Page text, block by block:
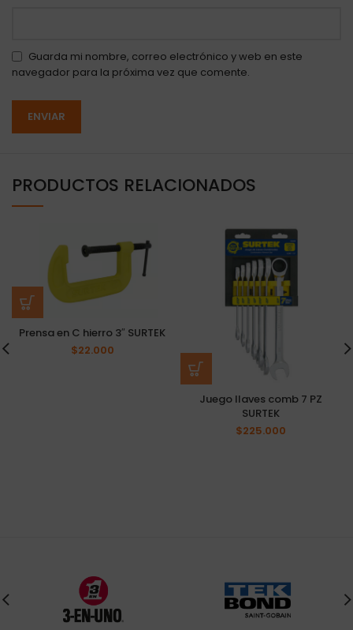
Guarda mi nombre, correo electrónico y web en este
navegador para la próxima vez que comente.
PRODUCTOS RELACIONADOS
Prensa en C hierro 3″ SURTEK
$22.000
Juego llaves comb 7 PZ
SURTEK
$225.000